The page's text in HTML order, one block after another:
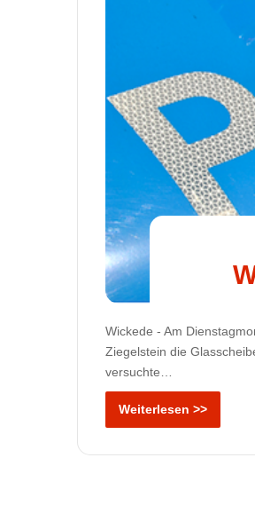
Wickede - Am
Ziegelstein die
versuchte…
Weiterlesen >>